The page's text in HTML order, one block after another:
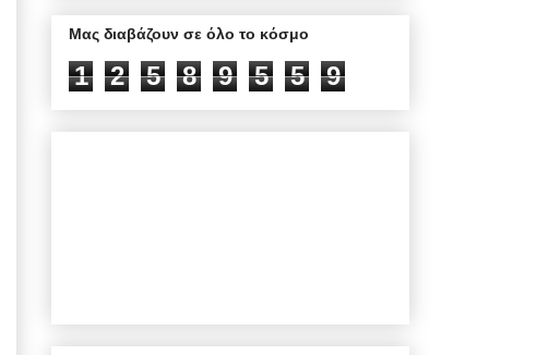
Μας διαβάζουν σε όλο το κόσμο
1 2 5 8 9 5 5 9